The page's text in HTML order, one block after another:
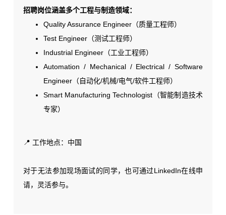
招聘岗位涵盖多个工程与制造领域：
Quality Assurance Engineer（质量工程师）
Test Engineer（测试工程师）
Industrial Engineer（工业工程师）
Automation / Mechanical / Electrical / Software
Engineer（自动化/机械/电气/软件工程师）
Smart Manufacturing Technologist（智能制造技术
专家）
📍 工作地点：中国
对于无法参加现场面试的同学，也可通过LinkedIn在线申
请，灵活参与。